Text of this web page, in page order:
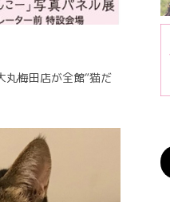
丸梅田店が全館“猫だ